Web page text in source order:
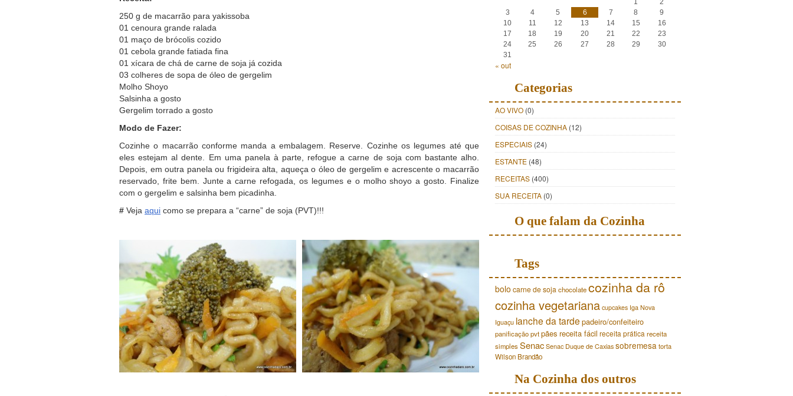
250 g de macarrão para yakissoba
01 cenoura grande ralada
01 maço de brócolis cozido
01 cebola grande fatiada fina
01 xícara de chá de carne de soja já cozida
03 colheres de sopa de óleo de gergelim
Molho Shoyo
Salsinha a gosto
Gergelim torrado a gosto
Modo de Fazer:
Cozinhe o macarrão conforme manda a embalagem. Reserve. Cozinhe os legumes até que
eles estejam al dente. Em uma panela à parte, refogue a carne de soja com bastante alho.
Depois, em outra panela ou frigideira alta, aqueça o óleo de gergelim e acrescente o macarrão
reservado, frite bem. Junte a carne refogada, os legumes e o molho shoyo a gosto. Finalize
com o gergelim e salsinha bem picadinha.
# Veja aqui como se prepara a “carne” de soja (PVT)!!!
1
2
3
4 5 6 7 8
9
10
11 12 13 14 15
16
17
18 19 20 21 22
23
24
25 26 27 28 29
30
31
« out
Categorias
AO VIVO (0)
COISAS DE COZINHA (12)
ESPECIAIS (24)
ESTANTE (48)
RECEITAS (400)
SUA RECEITA (0)
O que falam da Cozinha
Tags
bolo carne de soja chocolatecozinha da rô
cozinha vegetariana cupcakes Iga Nova
Iguaçu lanche da tarde padeiro/confeiteiro
panificaçãopvtpães receita fácil receita prática receita
simplesSenac Senac Duque de Caxias sobremesatorta
Wilson Brandão
Na Cozinha dos outros